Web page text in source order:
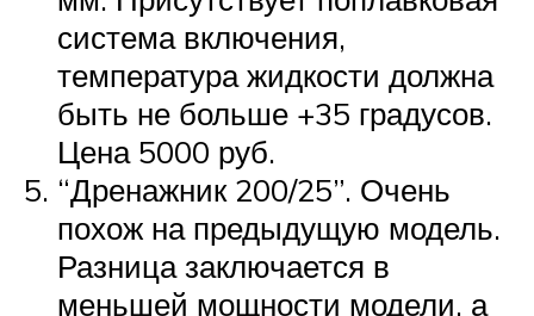
система включения,
температура жидкости должна
быть не больше +35 градусов.
Цена 5000 руб.
“Дренажник 200/25”. Очень
похож на предыдущую модель.
Разница заключается в
меньшей мощности модели, а